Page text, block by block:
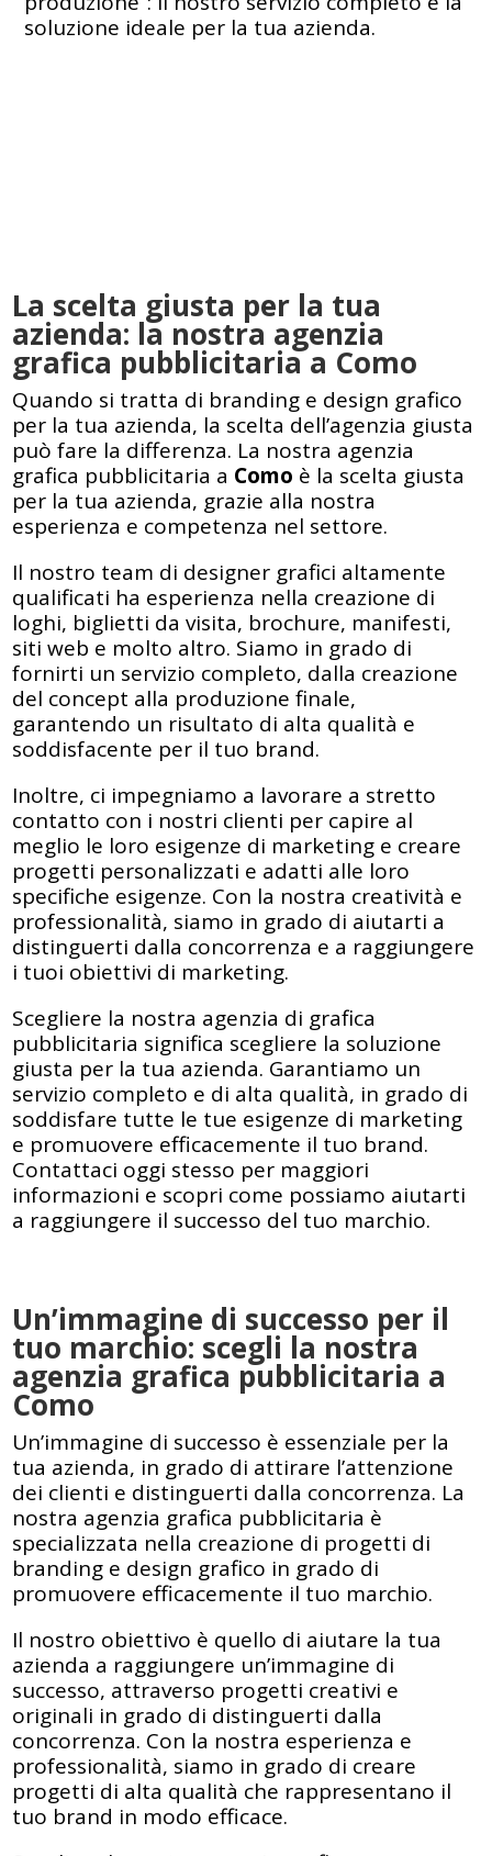
soluzione ideale per la tua azienda.
La scelta giusta per la tua
azienda: la nostra agenzia
grafica pubblicitaria a Como
Quando si tratta di branding e design grafico
per la tua azienda, la scelta dell’agenzia giusta
può fare la differenza. La nostra agenzia
grafica pubblicitaria a Como è la scelta giusta
per la tua azienda, grazie alla nostra
esperienza e competenza nel settore.
Il nostro team di designer grafici altamente
qualificati ha esperienza nella creazione di
loghi, biglietti da visita, brochure, manifesti,
siti web e molto altro. Siamo in grado di
fornirti un servizio completo, dalla creazione
del concept alla produzione finale,
garantendo un risultato di alta qualità e
soddisfacente per il tuo brand.
Inoltre, ci impegniamo a lavorare a stretto
contatto con i nostri clienti per capire al
meglio le loro esigenze di marketing e creare
progetti personalizzati e adatti alle loro
specifiche esigenze. Con la nostra creatività e
professionalità, siamo in grado di aiutarti a
distinguerti dalla concorrenza e a raggiungere
i tuoi obiettivi di marketing.
Scegliere la nostra agenzia di grafica
pubblicitaria significa scegliere la soluzione
giusta per la tua azienda. Garantiamo un
servizio completo e di alta qualità, in grado di
soddisfare tutte le tue esigenze di marketing
e promuovere efficacemente il tuo brand.
Contattaci oggi stesso per maggiori
informazioni e scopri come possiamo aiutarti
a raggiungere il successo del tuo marchio.
Un’immagine di successo per il
tuo marchio: scegli la nostra
agenzia grafica pubblicitaria a
Como
Un’immagine di successo è essenziale per la
tua azienda, in grado di attirare l’attenzione
dei clienti e distinguerti dalla concorrenza. La
nostra agenzia grafica pubblicitaria è
specializzata nella creazione di progetti di
branding e design grafico in grado di
promuovere efficacemente il tuo marchio.
Il nostro obiettivo è quello di aiutare la tua
azienda a raggiungere un’immagine di
successo, attraverso progetti creativi e
originali in grado di distinguerti dalla
concorrenza. Con la nostra esperienza e
professionalità, siamo in grado di creare
progetti di alta qualità che rappresentano il
tuo brand in modo efficace.